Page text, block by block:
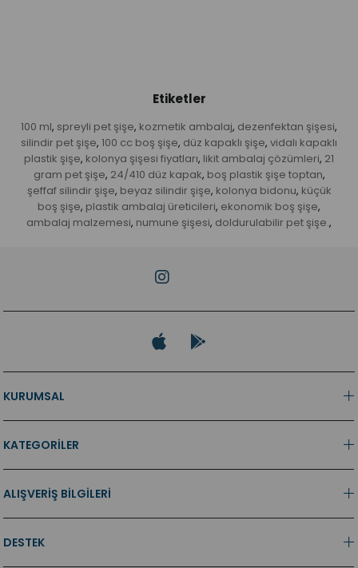
Etiketler
100 ml, spreyli pet şişe, kozmetik ambalaj, dezenfektan şişesi,
silindir pet şişe, 100 cc boş şişe, düz kapaklı şişe, vidalı kapaklı
plastik şişe, kolonya şişesi fiyatları, likit ambalaj çözümleri, 21
gram pet şişe, 24/410 düz kapak, boş plastik şişe toptan,
şeffaf silindir şişe, beyaz silindir şişe, kolonya bidonu, küçük
boş şişe, plastik ambalaj üreticileri, ekonomik boş şişe,
ambalaj malzemesi, numune şişesi, doldurulabilir pet şişe.,
KURUMSAL
KATEGORİLER
ALIŞVERİŞ BİLGİLERİ
DESTEK